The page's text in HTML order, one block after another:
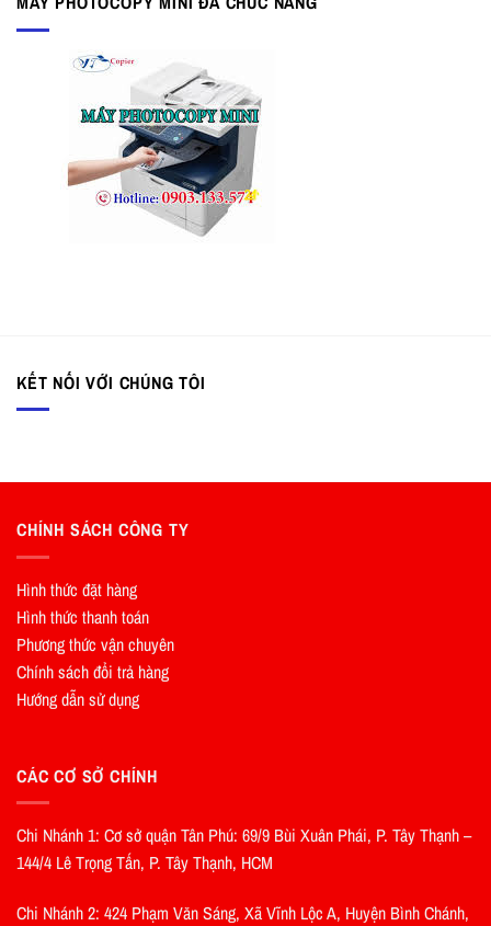
KẾT NỐI VỚI CHÚNG TÔI
CHÍNH SÁCH CÔNG TY
Hình thức đặt hàng
Hình thức thanh toán
Phương thức vận chuyên
Chính sách đổi trả hàng
Hướng dẫn sử dụng
CÁC CƠ SỞ CHÍNH
Chi Nhánh 1: Cơ sở quận Tân Phú: 69/9 Bùi Xuân Phái, P. Tây Thạnh –
144/4 Lê Trọng Tấn, P. Tây Thạnh, HCM
Chi Nhánh 2: 424 Phạm Văn Sáng, Xã Vĩnh Lộc A, Huyện Bình Chánh,